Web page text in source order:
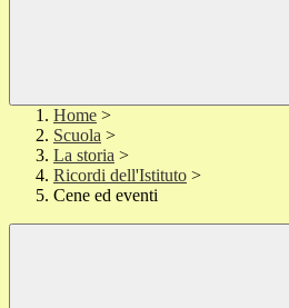
Home >
Scuola >
La storia >
Ricordi dell'Istituto >
Cene ed eventi